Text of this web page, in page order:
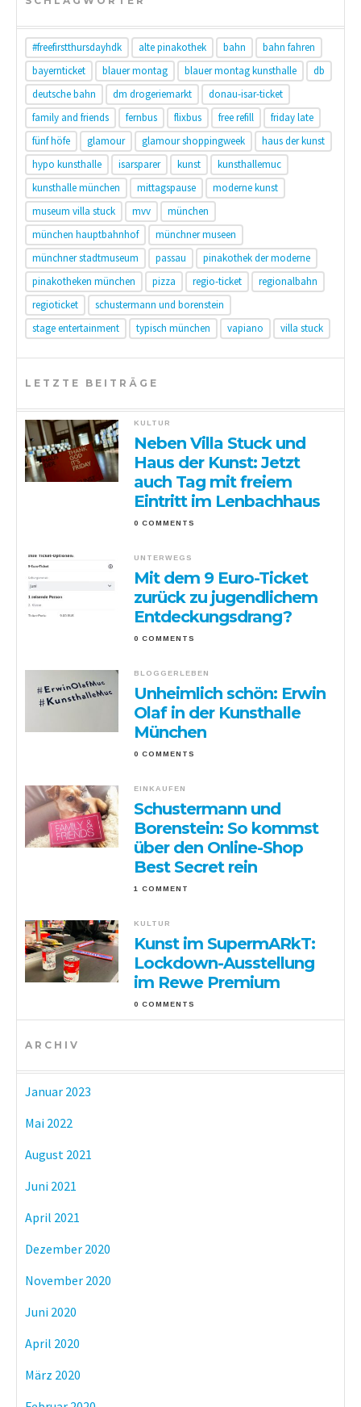
#freefirstthursdayhdk alte pinakothek bahn
bahn fahren
bayernticket
blauer montag blauer montag kunsthalle
db
deutsche bahn
dm drogeriemarkt
donau-isar-ticket
family and friends
fernbus flixbus free refill
friday late
fünf höfe
glamour glamour shoppingweek
haus der kunst
hypo kunsthalle
isarsparer kunst
kunsthallemuc
kunsthalle münchen
mittagspause
moderne kunst
museum villa stuck
mvv
münchen
münchen hauptbahnhof
münchner museen
münchner stadtmuseum
passau
pinakothek der moderne
pinakotheken münchen
pizza regio-ticket
regionalbahn
regioticket
schustermann und borenstein
stage entertainment
typisch münchen vapiano villa stuck
LETZTE BEITRÄGE
KULTUR
Neben Villa Stuck und
Haus der Kunst: Jetzt
auch Tag mit freiem
Eintritt im Lenbachhaus
0 COMMENTS
UNTERWEGS
Mit dem 9 Euro-Ticket
zurück zu jugendlichem
Entdeckungsdrang?
0 COMMENTS
BLOGGERLEBEN
Unheimlich schön: Erwin
Olaf in der Kunsthalle
München
0 COMMENTS
EINKAUFEN
Schustermann und
Borenstein: So kommst
über den Online-Shop
Best Secret rein
1 COMMENT
KULTUR
Kunst im SupermARkT:
Lockdown-Ausstellung
im Rewe Premium
0 COMMENTS
ARCHIV
Januar 2023
Mai 2022
August 2021
Juni 2021
April 2021
Dezember 2020
November 2020
Juni 2020
April 2020
März 2020